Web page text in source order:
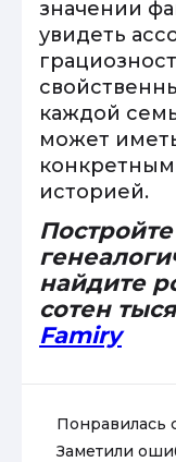
значении
увидеть
каждой
может
историей.
найдите
сотен
Famiry
Понравилась
Заметили